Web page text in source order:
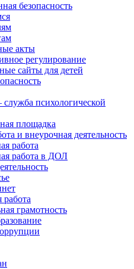
безопасность
акты
регулирование
сайты для детей
психологической
площадка
и внеурочная деятельность
работа
работа в ДОЛ
работа
грамотность